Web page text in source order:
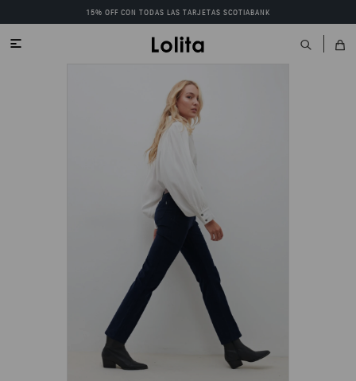
15% OFF CON TODAS LAS TARJETAS SCOTIABANK
